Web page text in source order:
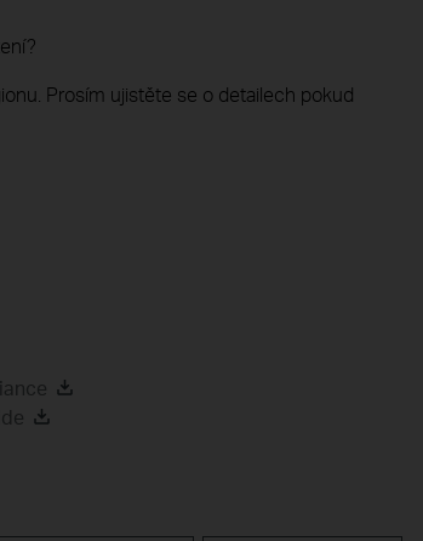
Prosím ujistěte se o detailech pokud